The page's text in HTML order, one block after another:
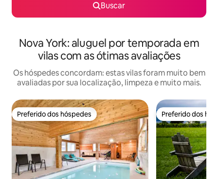
Buscar
Nova York: aluguel por temporada em
vilas com as ótimas avaliações
Os hóspedes concordam: estas vilas foram muito bem
avaliadas por sua localização, limpeza e muito mais.
Preferido dos hóspedes
Preferido dos hóspedes Preferido dos
Preferido dos